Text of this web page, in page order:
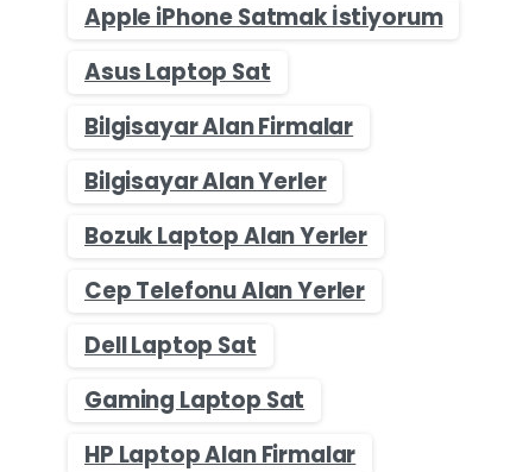
Apple iPhone Satmak İstiyorum
Asus Laptop Sat
Bilgisayar Alan Firmalar
Bilgisayar Alan Yerler
Bozuk Laptop Alan Yerler
Cep Telefonu Alan Yerler
Dell Laptop Sat
Gaming Laptop Sat
HP Laptop Alan Firmalar